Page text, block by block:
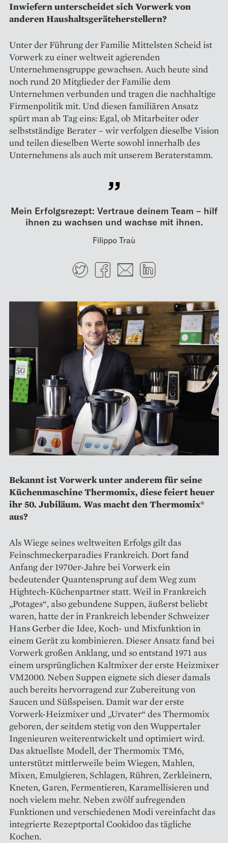
Inwiefern unterscheidet sich ­Vorwerk von
anderen Haushaltsgeräteherstellern?
Unter der Führung der Familie Mittelsten Scheid ist
Vorwerk zu einer weltweit agierenden
Unternehmensgruppe gewachsen. Auch heute sind
noch rund 20 Mitglieder der Familie dem
Unternehmen verbunden und tragen die nachhaltige
Firmenpolitik mit. Und diesen familiären Ansatz
spürt man ab Tag eins: Egal, ob Mitarbeiter oder
selbstständige Berater – wir verfolgen dieselbe Vision
und teilen dieselben Werte sowohl innerhalb des
Unternehmens als auch mit un­serem Beraterstamm.
Mein Erfolgsrezept: Vertraue deinem Team – hilf
ihnen zu wachsen und wachse mit ihnen.
Filippo Traù
TwitterFacebook
E-mail
Bekannt ist Vorwerk unter an­derem für seine
Küchenmaschine Thermomix, diese feiert heuer
ihr 50. Jubiläum. Was macht den Thermomix®
aus?
Als Wiege seines weltweiten Erfolgs gilt das
Feinschmeckerparadies Frankreich. Dort fand
Anfang der 1970er-Jahre bei Vorwerk ein
bedeutender Quantensprung auf dem Weg zum
Hightech-Küchenpartner statt. Weil in Frankreich
„Potages“, also gebundene Suppen, äußerst beliebt
waren, hatte der in Frankreich lebender Schweizer
Hans Gerber die Idee, Koch- und Mixfunktion in
einem Gerät zu kombinieren. Dieser Ansatz fand bei
Vorwerk großen Anklang, und so entstand 1971 aus
einem ursprünglichen Kaltmixer der erste Heizmixer
VM2000. Neben Suppen eignete sich dieser damals
auch bereits hervorragend zur Zu­bereitung von
Saucen und Süßspeisen. Damit war der erste
Vorwerk-Heizmixer und „Urvater“ des Thermomix
geboren, der seitdem stetig von den Wuppertaler
Ingenieuren weiterentwickelt und optimiert wird.
Das aktuellste Modell, der Thermomix TM6,
unterstützt mittlerweile beim Wiegen, Mahlen,
Mixen, Emulgieren, Schlagen, Rühren, Zerkleinern,
Kneten, Garen, Fermentieren, Karamellisieren und
noch vielem mehr. Neben zwölf aufregenden
Funktionen und verschiedenen Modi vereinfacht das
integrierte Rezeptportal Cookidoo das tägliche
Kochen.